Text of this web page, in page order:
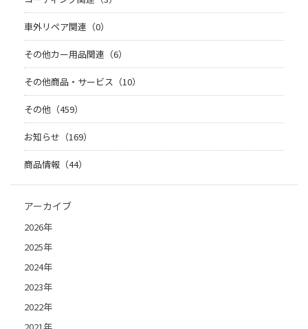
車外リペア関連（0）
その他カー用品関連（6）
その他商品・サービス（10）
その他（459）
お知らせ（169）
商品情報（44）
アーカイブ
2026年
2025年
2024年
2023年
2022年
2021年